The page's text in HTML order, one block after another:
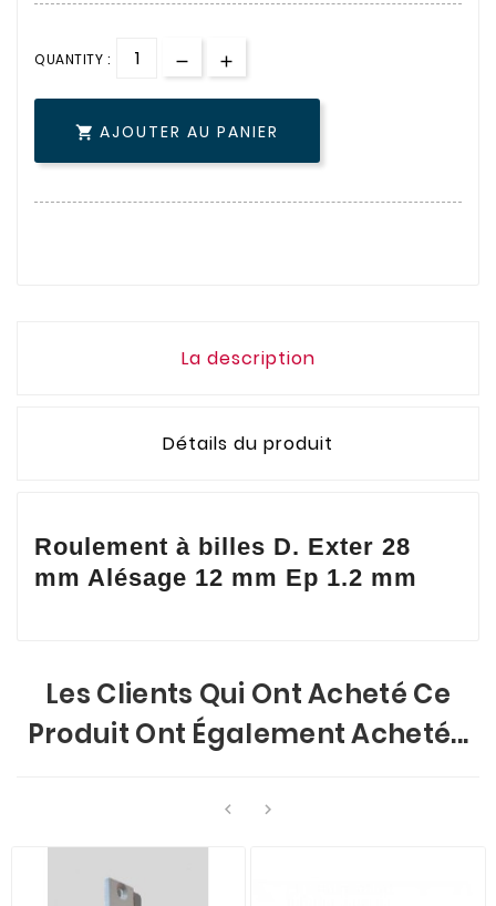
QUANTITY :
 AJOUTER AU PANIER
La description
Détails du produit
Roulement à billes D. Exter 28
mm Alésage 12 mm Ep 1.2 mm
Les Clients Qui Ont Acheté Ce
Produit Ont Également Acheté...
 